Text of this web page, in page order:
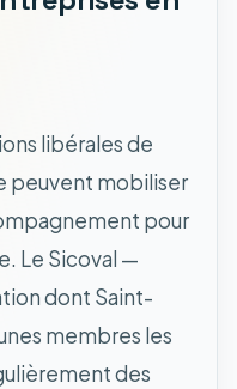
libérales de
peuvent mobiliser
pour
Le Sicoval —
dont Saint-
membres les
des